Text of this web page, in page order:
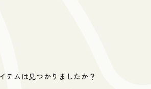
テムは見つかりましたか？